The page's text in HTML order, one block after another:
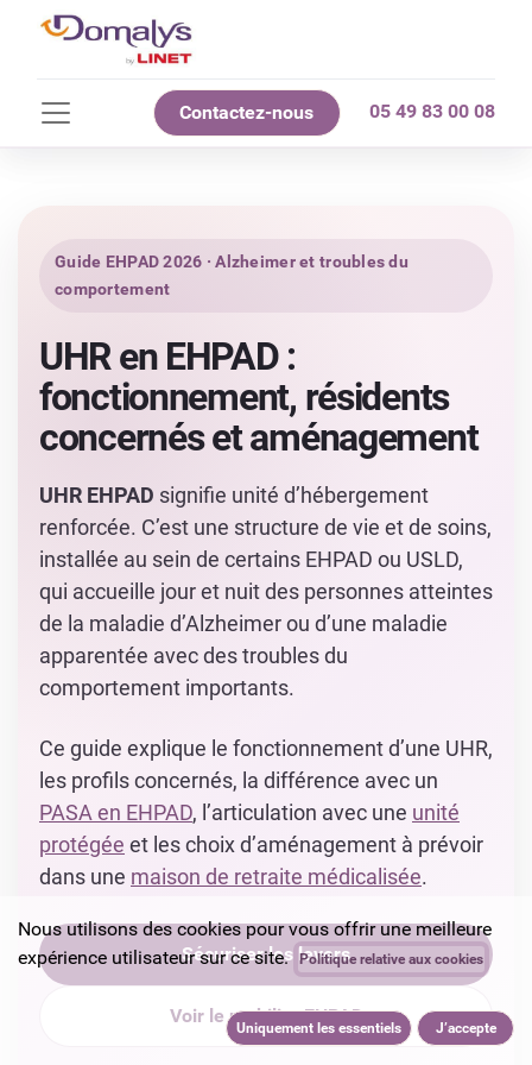
Contactez-nous 05 49 83 00 08
Guide EHPAD 2026 · Alzheimer et troubles du
comportement
UHR en EHPAD :
fonctionnement, résidents
concernés et aménagement
UHR EHPAD signifie unité d’hébergement
renforcée. C’est une structure de vie et de soins,
installée au sein de certains EHPAD ou USLD,
qui accueille jour et nuit des personnes atteintes
de la maladie d’Alzheimer ou d’une maladie
apparentée avec des troubles du
comportement importants.
Ce guide explique le fonctionnement d’une UHR,
les profils concernés, la différence avec un
PASA en EHPAD, l’articulation avec une unité
protégée et les choix d’aménagement à prévoir
dans une maison de retraite médicalisée.
Sécuriser les levers
Voir le mobilier EHPAD
Nous utilisons des cookies pour vous offrir une meilleure
expérience utilisateur sur ce site.
Politique relative aux cookies
Uniquement les essentiels J’accepte